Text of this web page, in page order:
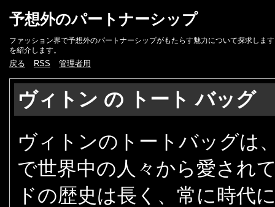
予想外のパートナーシップ
ファッション界で予想外のパートナーシップがもたらす魅力について探求しま
を紹介します。
戻る RSS 管理者用
ヴィトン の トート バッグ
ヴィトンのトートバッグは
で世界中の人々から愛され
ドの歴史は長く、常に時代